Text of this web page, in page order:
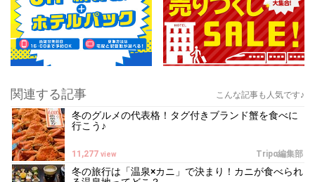
関連する記事 こんな記事も人気です♪
冬のグルメの代表格！タグ付きブランド蟹を食べに
行こう♪
Tripα編集部
11,277 view
冬の旅行は「温泉×カニ」で決まり！カニが食べられ